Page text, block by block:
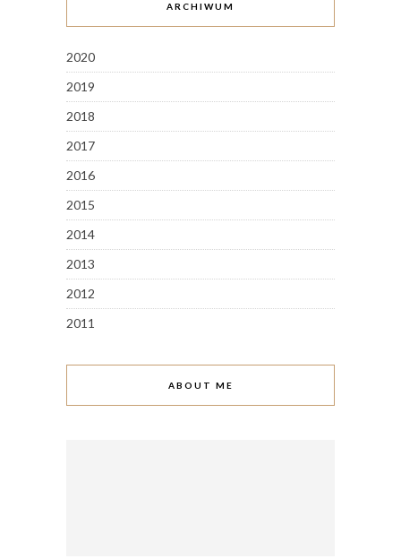
ARCHIWUM
2020
2019
2018
2017
2016
2015
2014
2013
2012
2011
ABOUT ME